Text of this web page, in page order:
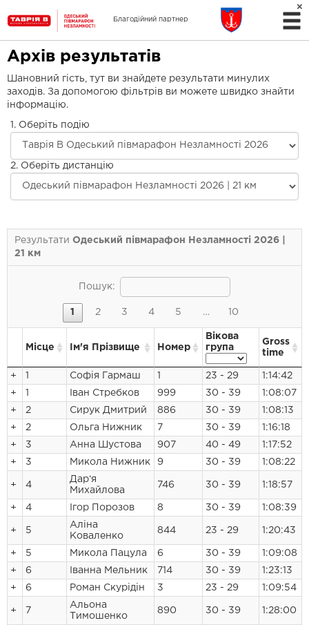
Благодійний партнер
Архів результатів
Шановний гість, тут ви знайдете результати минулих
заходів. За допомогою фільтрів ви можете швидко знайти
інформацію.
1. Оберіть подію
2. Оберіть дистанцію
Результати Одеський півмарафон Незламності 2026 |
21 км
Пошук:
1 2 3 4 5 … 10
Місце Ім'я Прізвище Номер
Вікова
група
Gross
time
+ 1 Софія Гармаш 1 23 - 29 1:14:42
+ 1 Іван Стребков 999 30 - 39 1:08:07
+ 2 Сирук Дмитрий 886 30 - 39 1:08:13
+ 2 Ольга Нижник 7 30 - 39 1:16:18
+ 3 Анна Шустова 907 40 - 49 1:17:52
+ 3 Микола Нижник 9 30 - 39 1:08:22
+ 4
Дар‘я
Михайлова
746 30 - 39 1:18:57
+ 4 Ігор Порозов 8 30 - 39 1:08:39
+ 5
Аліна
Коваленко
844 23 - 29 1:20:43
+ 5 Микола Пацула 6 30 - 39 1:09:08
+ 6 Іванна Мельник 714 30 - 39 1:23:13
+ 6 Роман Скурідін 3 23 - 29 1:09:54
+ 7
Альона
Тимошенко
890 30 - 39 1:28:00